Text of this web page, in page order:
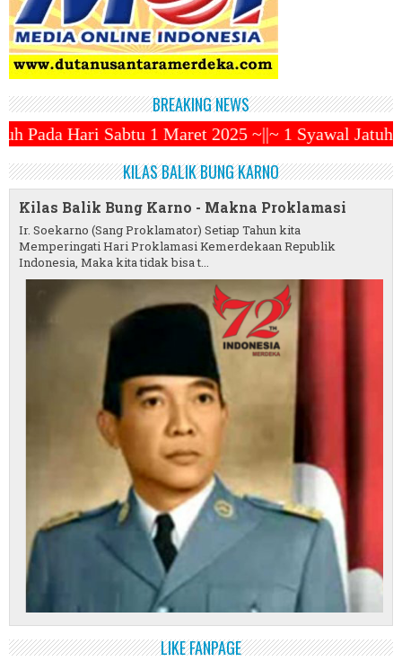
BREAKING NEWS
2025 ~||~ 1 Syawal Jatuh Pada Tanggal 31
KILAS BALIK BUNG KARNO
Kilas Balik Bung Karno - Makna Proklamasi
Ir. Soekarno (Sang Proklamator) Setiap Tahun kita
Memperingati Hari Proklamasi Kemerdekaan Republik
Indonesia, Maka kita tidak bisa t...
LIKE FANPAGE